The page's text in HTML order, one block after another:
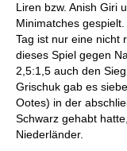
Liren bzw. Anish Giri
Minimatches
Tag ist nur eine nicht
dieses Spiel gegen
2,5:1,5 auch den
Grischuk gab es
Ootes) in der
Schwarz gehabt
Niederländer.